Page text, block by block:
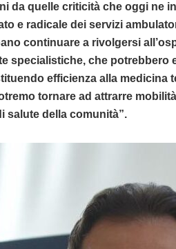
da quelle criticità che oggi ne
e radicale dei servizi
continuare a rivolgersi
specialistiche, che potrebbero
efficienza alla medicina
tornare ad attrarre
salute della comunità”.